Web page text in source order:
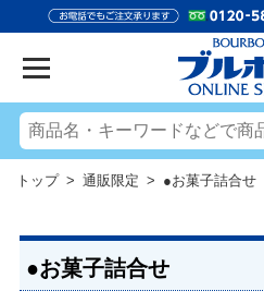
トップ> 通販限定 > ●お菓子詰合せ
●お菓子詰合せ